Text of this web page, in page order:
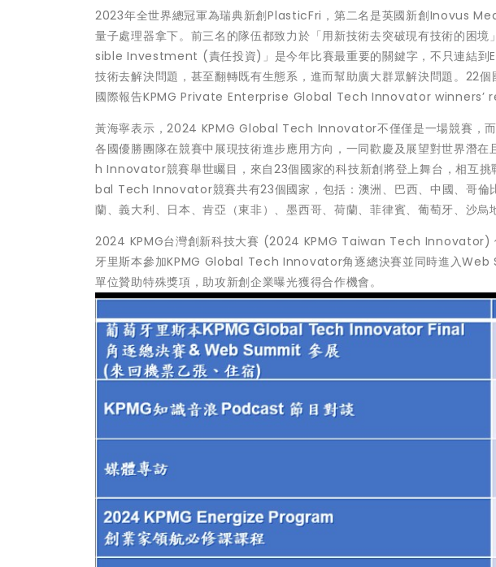
2023年全世界總冠軍為瑞典新創PlasticFri，第二名是英國新創Inovus
量子處理器拿下。前三名的隊伍都致力於「用新技術去突破現有技術的
sible Investment (責任投資)」是今年比賽最重要的關鍵字，不只連結到
技術去解決問題，甚至翻轉既有生態系，進而幫助廣大群眾解決問題。22
國際報告KPMG Private Enterprise Global Tech Innovator winners’
黃海寧表示，2024 KPMG Global Tech Innovator不僅僅是一場競賽，而
各國優勝團隊在競賽中展現技術進步應用方向，一同歡慶及展望對世界潛
h Innovator競賽舉世矚目，來自23個國家的科技新創將登上舞台，相互
bal Tech Innovator競賽共有23個國家，包括：澳洲、巴西、中國、哥倫
蘭、義大利、日本、肯亞（東非）、墨西哥、荷蘭、菲律賓、葡萄牙、沙烏
2024 KPMG台灣創新科技大賽 (2024 KPMG Taiwan Tech Innovator)
牙里斯本參加KPMG Global Tech Innovator角逐總決賽並同時進入Web
單位贊助特殊獎項，助攻新創企業曝光獲得合作機會。